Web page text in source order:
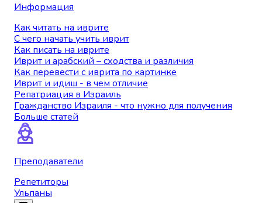
Информация
Как читать на иврите
С чего начать учить иврит
Как писать на иврите
Иврит и арабский – сходства и различия
Как перевести с иврита по картинке
Иврит и идиш - в чем отличие
Репатриация в Израиль
Гражданство Израиля - что нужно для получения
Больше статей
Преподаватели
Репетиторы
Ульпаны